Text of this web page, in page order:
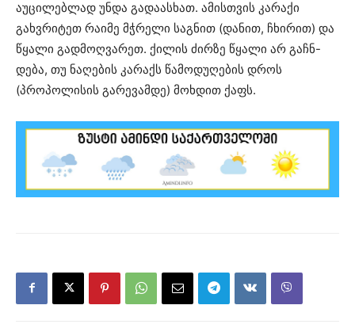
აუცილებლად უნდა გადაასხათ. ამისთვის კარაქი
გახვრიტეთ რაიმე მჭრელი საგნით (დანით, ჩხირით) და
წყალი გადმოღვარეთ. ქილის ძირზე წყალი არ გაჩნ-
დება, თუ ნაღების კარაქს წამოდუღების დროს
(პროპოლისის გარევამდე) მოხდით ქაფს.